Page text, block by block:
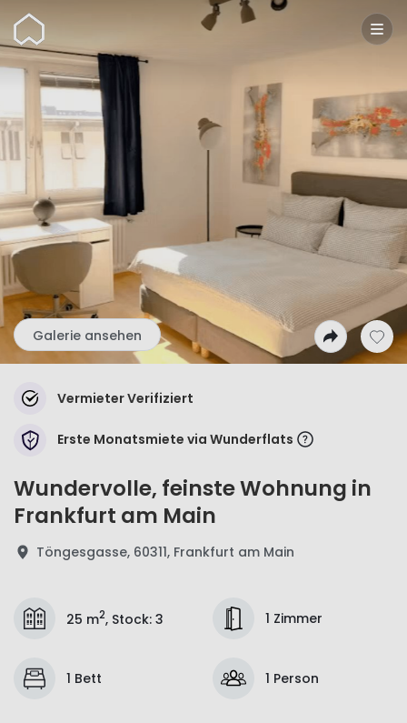
Wunderflats
Galerie ansehen
Vermieter Verifiziert
Erste Monatsmiete via Wunderflats
Wundervolle, feinste Wohnung in
Frankfurt am Main
Töngesgasse, 60311, Frankfurt am Main
25 m2, Stock: 3 1 Zimmer
1 Bett 1 Person